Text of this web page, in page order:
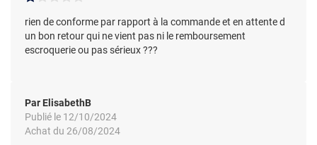
rien de conforme par rapport à la commande et en attente d
un bon retour qui ne vient pas ni le remboursement
escroquerie ou pas sérieux ???
Par ElisabethB
Publié le 12/10/2024
Achat du 26/08/2024